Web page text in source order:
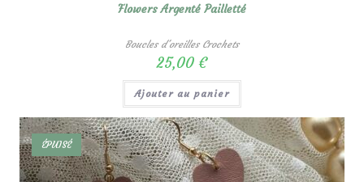
Flowers Argenté Pailletté
Boucles d'oreilles Crochets
25,00 €
Ajouter au panier
ÉPUISÉ